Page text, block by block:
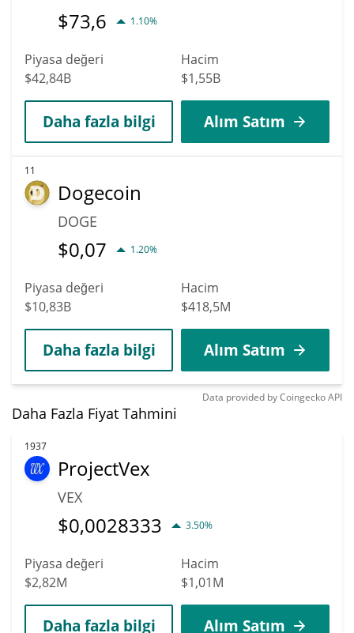
$73,6 1.10%
Piyasa değeri
$42,84B
Hacim
$1,55B
Daha fazla bilgi Alım Satım
11
Dogecoin
DOGE
$0,07 1.20%
Piyasa değeri
$10,83B
Hacim
$418,5M
Daha fazla bilgi Alım Satım
Data provided byCoingeckoAPI
Daha Fazla Fiyat Tahmini
1937
ProjectVex
VEX
$0,0028333 3.50%
Piyasa değeri
$2,82M
Hacim
$1,01M
Daha fazla bilgi Alım Satım